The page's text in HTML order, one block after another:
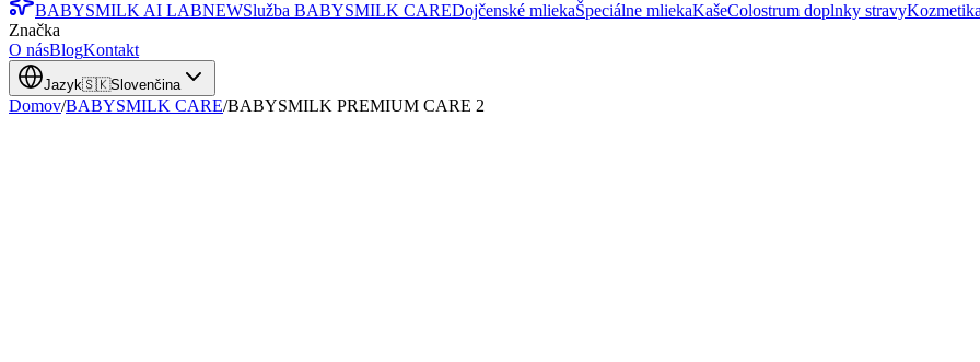
BABYSMILK AI LABNEWSlužba BABYSMILK CAREDojčenské mliekaŠpeciálne mliekaKašeColostrum doplnky stravyKozmetika
Značka
O násBlogKontakt
Jazyk🇸🇰Slovenčina
Domov/BABYSMILK CARE/BABYSMILK PREMIUM CARE 2